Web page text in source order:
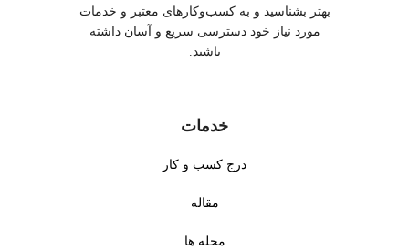
بهتر بشناسید و به کسب‌وکارهای معتبر و خدمات
مورد نیاز خود دسترسی سریع و آسان داشته
باشید.
خدمات
درج کسب و کار
مقاله
محله ها